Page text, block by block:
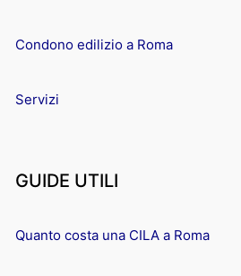
Condono edilizio a Roma
Servizi
GUIDE UTILI
Quanto costa una CILA a Roma